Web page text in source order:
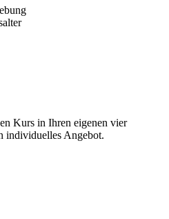
Kurs in Ihren eigenen vier
individuelles Angebot.